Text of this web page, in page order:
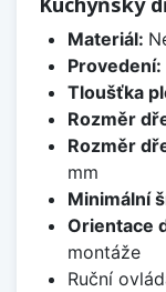
Materiál:
Provedení:
Tloušťka
Rozměr
Rozměr
mm
Minimální
Orientace
montáže
Ruční